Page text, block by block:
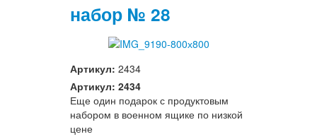
набор № 28
Артикул: 2434
Артикул: 2434
Еще один подарок с продуктовым
набором в военном ящике по низкой
цене